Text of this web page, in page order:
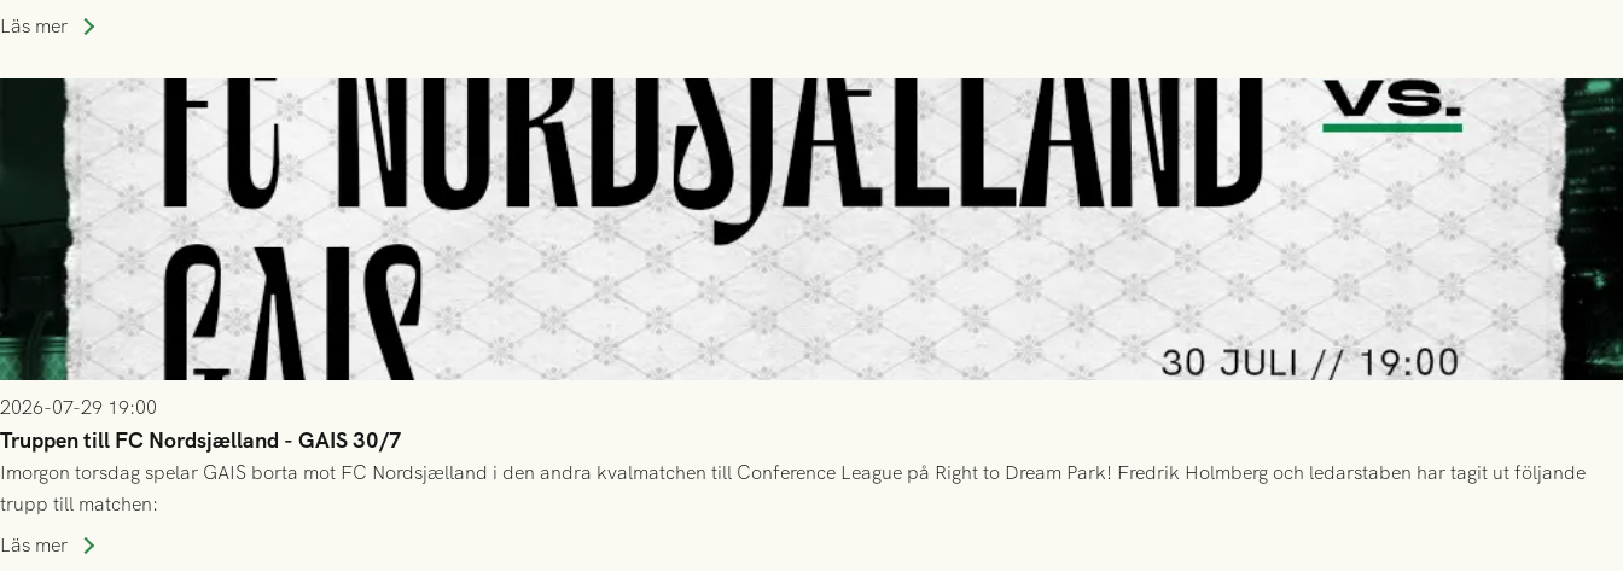
Läs mer
2026-07-29 19:00
Truppen till FC Nordsjælland - GAIS 30/7
Imorgon torsdag spelar GAIS borta mot FC Nordsjælland i den andra kvalmatchen till Conference League på Right to Dream Park! Fredrik Holmberg och ledarstaben har tagit ut följande
trupp till matchen:
Läs mer